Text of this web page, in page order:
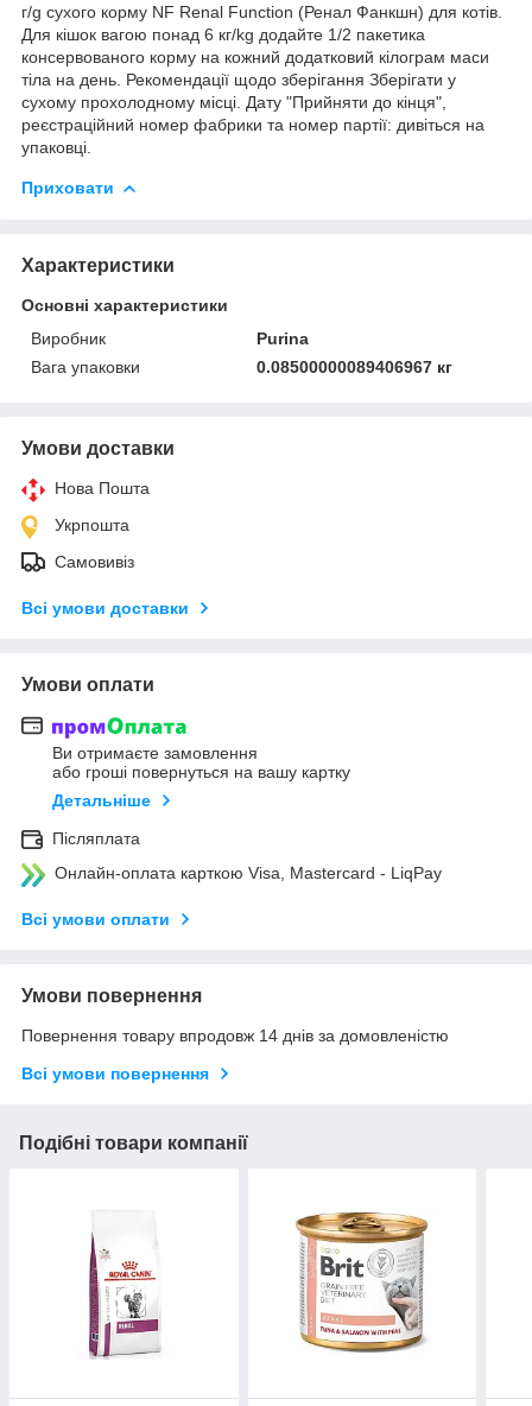
г/g сухого корму NF Renal Function (Ренал Фанкшн) для котів.
Для кішок вагою понад 6 кг/kg додайте 1/2 пакетика
консервованого корму на кожний додатковий кілограм маси
тіла на день. Рекомендації щодо зберігання Зберігати у
сухому прохолодному місці. Дату "Прийняти до кінця",
реєстраційний номер фабрики та номер партії: дивіться на
упаковці.
Приховати
Характеристики
Основні характеристики
Виробник
Purina
Вага упаковки
0.08500000089406967 кг
Умови доставки
Нова Пошта
Укрпошта
Самовивіз
Всі умови доставки
Умови оплати
Ви отримаєте замовлення
або гроші повернуться на вашу картку
Детальніше
Післяплата
Онлайн-оплата карткою Visa, Mastercard - LiqPay
Всі умови оплати
Умови повернення
Повернення товару впродовж 14 днів за домовленістю
Всі умови повернення
Подібні товари компанії